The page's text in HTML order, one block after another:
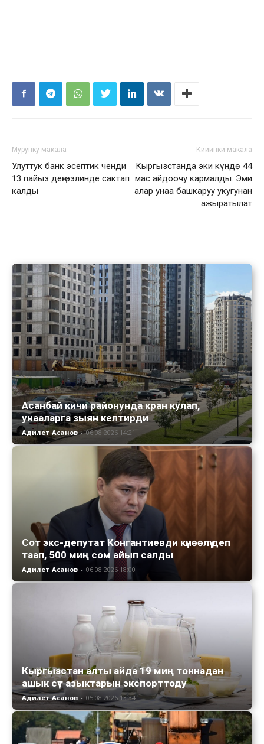
Мурунку макала
Улуттук банк эсептик ченди
13 пайыз деңгээлинде сактап
калды
Кийинки макала
Кыргызстанда эки күндө 44
мас айдоочу кармалды. Эми
алар унаа башкаруу укугунан
ажыратылат
Асанбай кичи районунда кран кулап,
унааларга зыян келтирди
Адилет Асанов - 06.08.2026 14:21
Сот экс-депутат Конгантиевди күнөөлүү деп
таап, 500 миң сом айып салды
Адилет Асанов - 06.08.2026 18:00
Кыргызстан алты айда 19 миң тоннадан
ашык сүт азыктарын экспорттоду
Адилет Асанов - 05.08.2026 13:34